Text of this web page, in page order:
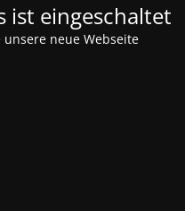
ist eingeschaltet
neue Webseite